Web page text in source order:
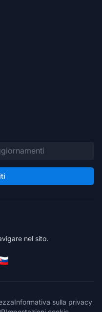
nel sito.
Informativa sulla privacy